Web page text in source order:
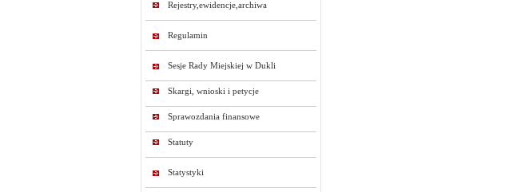
Rejestry,ewidencje,archiwa
Regulamin
Sesje Rady Miejskiej w Dukli
Skargi, wnioski i petycje
Sprawozdania finansowe
Statuty
Statystyki